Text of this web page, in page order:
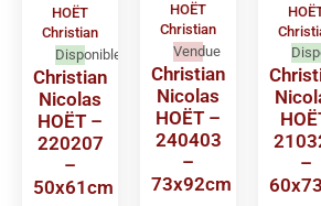
HOËT
Christian
Disponible
Christian
Nicolas
HOËT –
220207
–
50x61cm
HOËT
Christian
Vendue
Christian
Nicolas
HOËT –
240403
–
73x92cm
–